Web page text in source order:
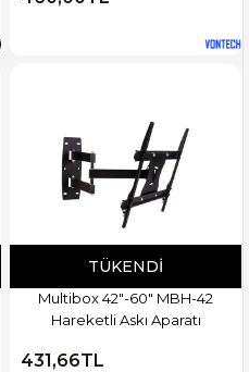
TÜKENDI
Multibox 42"-60" MBH-42
Hareketli Askı Aparatı
431,66TL